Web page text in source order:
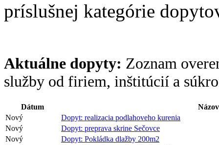
príslušnej kategórie
Aktuálne dopyty: Zoznam
služby od firiem, inštitúcií a
Dátum
Názov
Nový
Dopyt: realizacia podlahoveho kurenia
Nový
Dopyt: preprava skrine Sečovce
Nový
Dopyt: Pokládka dlažby 200m2